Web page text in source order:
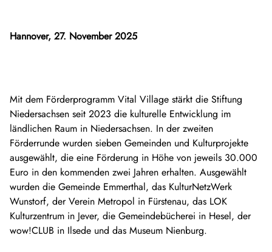
Hannover, 27. November 2025
Mit dem Förderprogramm Vital Village stärkt die Stiftung
Niedersachsen seit 2023 die kulturelle Entwicklung im
ländlichen Raum in Niedersachsen. In der zweiten
Förderrunde wurden sieben Gemeinden und Kulturprojekte
ausgewählt, die eine Förderung in Höhe von jeweils 30.000
Euro in den kommenden zwei Jahren erhalten. Ausgewählt
wurden die Gemeinde Emmerthal, das KulturNetzWerk
Wunstorf, der Verein Metropol in Fürstenau, das LOK
Kulturzentrum in Jever, die Gemeindebücherei in Hesel, der
wow!CLUB in Ilsede und das Museum Nienburg.